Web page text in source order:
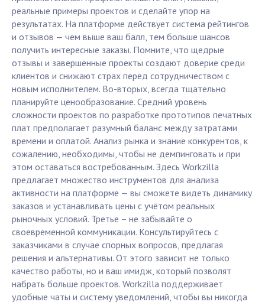
реальные примеры проектов и сделайте упор на
результатах. На платформе действует система рейтингов
и отзывов — чем выше ваш балл, тем больше шансов
получить интересные заказы. Помните, что щедрые
отзывы и завершённые проекты создают доверие среди
клиентов и снижают страх перед сотрудничеством с
новым исполнителем. Во-вторых, всегда тщательно
планируйте ценообразование. Средний уровень
сложности проектов по разработке прототипов печатных
плат предполагает разумный баланс между затратами
времени и оплатой. Анализ рынка и знание конкурентов, к
сожалению, необходимы, чтобы не демпинговать и при
этом оставаться востребованным. Здесь Workzilla
предлагает множество инструментов для анализа
активности на платформе — вы сможете видеть динамику
заказов и устанавливать цены с учётом реальных
рыночных условий. Третье – не забывайте о
своевременной коммуникации. Консультируйтесь с
заказчиками в случае спорных вопросов, предлагая
решения и альтернативы. От этого зависит не только
качество работы, но и ваш имидж, который позволят
набрать больше проектов. Workzilla поддерживает
удобные чаты и систему уведомлений, чтобы вы никогда